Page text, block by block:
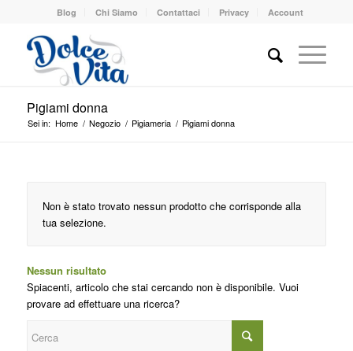
Blog Chi Siamo Contattaci Privacy Account
Pigiami donna
Sei in: Home / Negozio / Pigiameria / Pigiami donna
Non è stato trovato nessun prodotto che corrisponde alla
tua selezione.
Nessun risultato
Spiacenti, articolo che stai cercando non è disponibile. Vuoi
provare ad effettuare una ricerca?